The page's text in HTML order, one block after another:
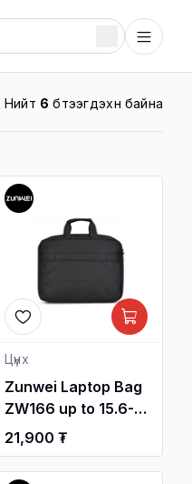
Нийт 6 бүтээгдэхүүн байна
Цүнх
Zunwei Laptop Bag
ZW166 up to 15.6-
inch / Зөөврийн
Компьютерын Цүнх
/
21,900 ₮